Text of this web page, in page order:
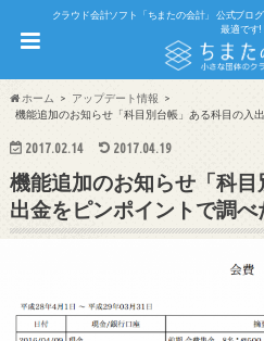
クラウド会計ソフト「ちまたの会計」 公式ブロ
最適です!!
ホーム
アップデート情報
機能追加のお知らせ「科目別台帳」ある科目の入
2017.02.14 2017.04.19
機能追加のお知らせ「科
出金をピンポイントで調べ